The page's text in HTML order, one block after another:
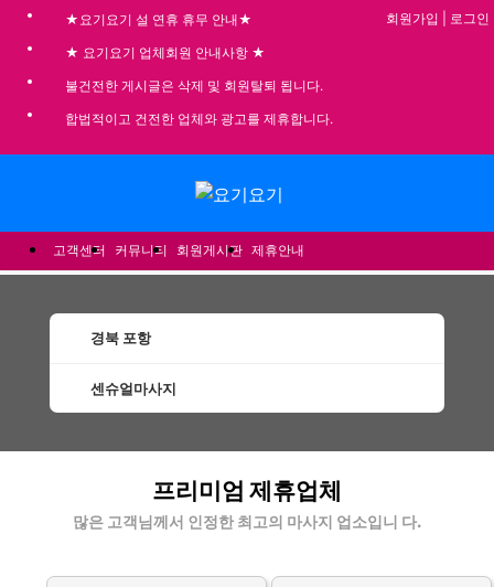
★요기요기 설 연휴 휴무 안내★
★ 요기요기 업체회원 안내사항 ★
불건전한 게시글은 삭제 및 회원탈퇴 됩니다.
합법적이고 건전한 업체와 광고를 제휴합니다.
회원가입 로그인
고객센터 커뮤니티 회원게시판 제휴안내
경북 포항
센슈얼마사지
프리미엄 제휴업체
많은 고객님께서 인정한 최고의 마사지 업소입니 다.